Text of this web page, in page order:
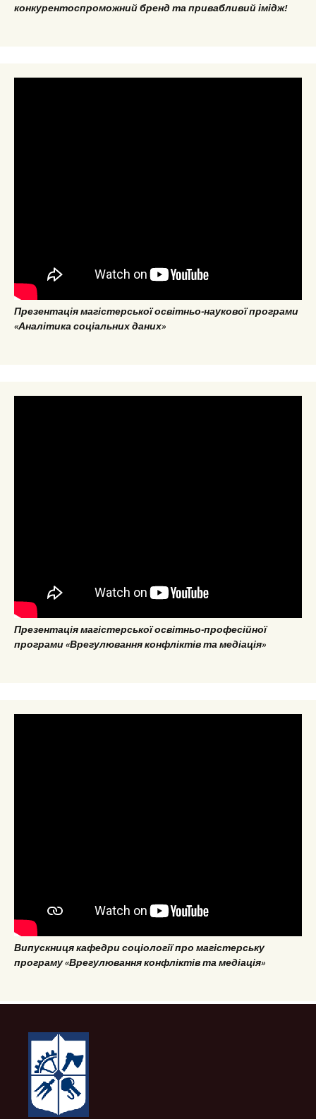
конкурентоспроможний бренд та привабливий імідж!
Презентація магістерської освітньо-наукової програми
«Аналітика соціальних даних»
Презентація магістерської освітньо-професійної
програми «Врегулювання конфліктів та медіація»
Випускниця кафедри соціології про магістерську
програму «Врегулювання конфліктів та медіація»